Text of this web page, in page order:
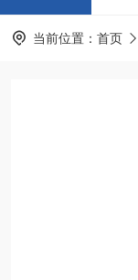
当前位置： 首页